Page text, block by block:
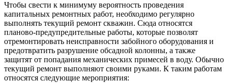
Чтобы свести к минимуму вероятность проведения
капитальных ремонтных работ, необходимо регулярно
выполнять текущий ремонт скважин. Сюда относятся
планово-предупредительные работы, которые позволят
отремонтировать неисправности забойного оборудования и
предотвратить разрушение обсадной колонны, а также
защитят от попадания механических примесей в воду. Обычно
текущий ремонт выполняют своими руками. К таким работам
относятся следующие мероприятия: